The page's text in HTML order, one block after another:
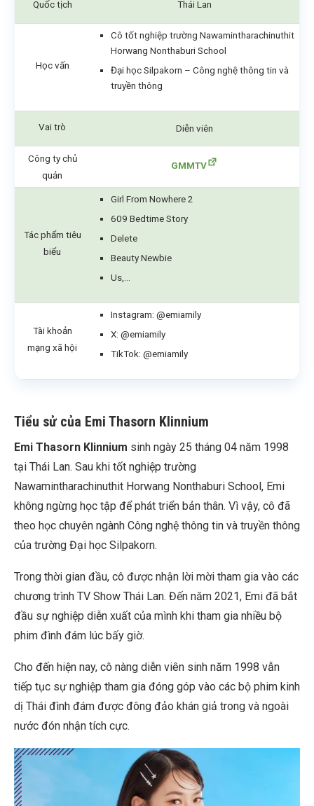
Quốc tịch Thái Lan
Học vấn
Cô tốt nghiệp trường Nawamintharachinuthit
Horwang Nonthaburi School
Đại học Silpakorn – Công nghệ thông tin và
truyền thông
Vai trò Diễn viên
Công ty chủ
quản
GMMTV
Tác phẩm tiêu
biểu
Girl From Nowhere 2
609 Bedtime Story
Delete
Beauty Newbie
Us,…
Tài khoản
mạng xã hội
Instagram: @emiamily
X: @emiamily
TikTok: @emiamily
Tiểu sử của Emi Thasorn Klinnium
Emi Thasorn Klinnium sinh ngày 25 tháng 04 năm 1998
tại Thái Lan. Sau khi tốt nghiệp trường
Nawamintharachinuthit Horwang Nonthaburi School, Emi
không ngừng học tập để phát triển bản thân. Vì vậy, cô đã
theo học chuyên ngành Công nghệ thông tin và truyền thông
của trường Đại học Silpakorn.
Trong thời gian đầu, cô được nhận lời mời tham gia vào các
chương trình TV Show Thái Lan. Đến năm 2021, Emi đã bắt
đầu sự nghiệp diễn xuất của mình khi tham gia nhiều bộ
phim đình đám lúc bấy giờ.
Cho đến hiện nay, cô nàng diễn viên sinh năm 1998 vẫn
tiếp tục sự nghiệp tham gia đóng góp vào các bộ phim kinh
dị Thái đình đám được đông đảo khán giả trong và ngoài
nước đón nhận tích cực.